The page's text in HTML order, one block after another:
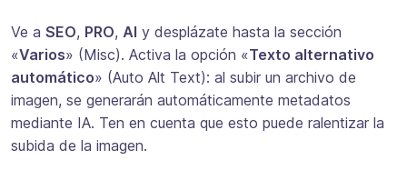
Ve a SEO, PRO, AI y desplázate hasta la sección
«Varios» (Misc). Activa la opción «Texto alternativo
automático» (Auto Alt Text): al subir un archivo de
imagen, se generarán automáticamente metadatos
mediante IA. Ten en cuenta que esto puede ralentizar la
subida de la imagen.